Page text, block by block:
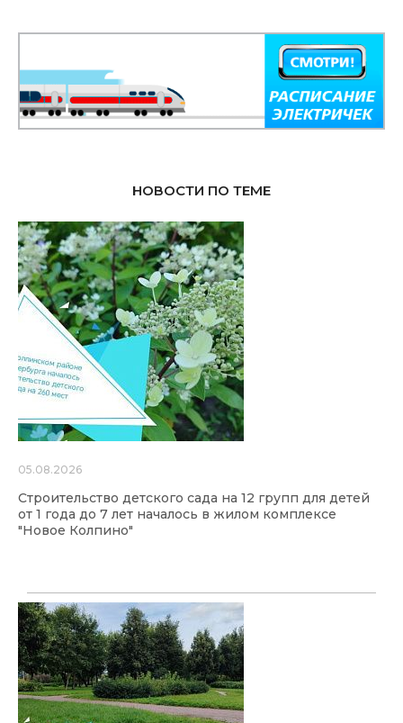
НОВОСТИ ПО ТЕМЕ
05.08.2026
Строительство детского сада на 12 групп для детей
от 1 года до 7 лет началось в жилом комплексе
"Новое Колпино"